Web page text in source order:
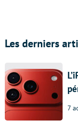
Les derniers
7